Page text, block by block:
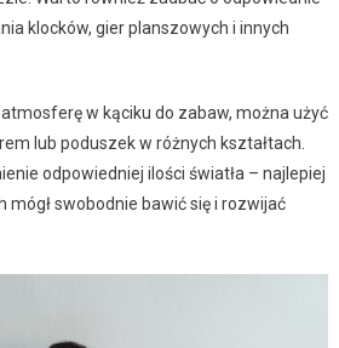
klocków, gier planszowych i innych
w kąciku do zabaw, można użyć
lub poduszek w różnych kształtach.
odpowiedniej ilości światła – najlepiej
mógł swobodnie bawić się i rozwijać